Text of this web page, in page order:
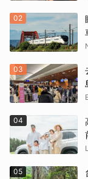
02
03
04
05